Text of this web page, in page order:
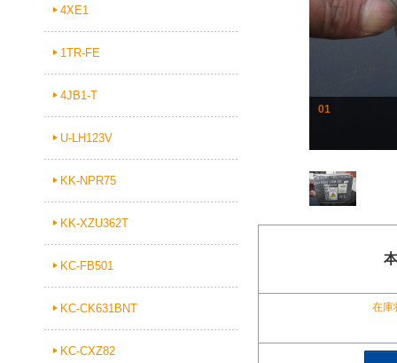
4XE1
1TR-FE
4JB1-T
U-LH123V
KK-NPR75
KK-XZU362T
KC-FB501
KC-CK631BNT
KC-CXZ82
01
在庫